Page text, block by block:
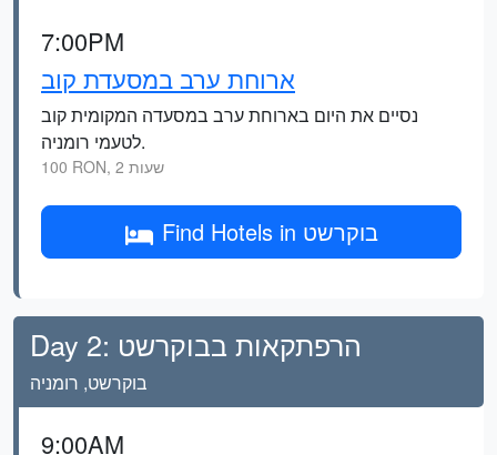
7:00PM
ארוחת ערב במסעדת קוב
נסיים את היום בארוחת ערב במסעדה המקומית קוב
לטעמי רומניה.
100 RON, 2 שעות
Find Hotels in בוקרשט
Day 2: הרפתקאות בבוקרשט
בוקרשט, רומניה
9:00AM